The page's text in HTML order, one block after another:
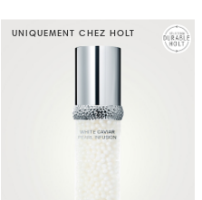
UNIQUEMENT CHEZ HOLT